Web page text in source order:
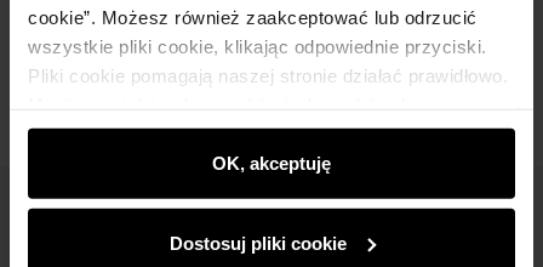
cookie”. Możesz również zaakceptować lub odrzucić
wszystkie pliki cookie, klikając odpowiednie przyciski.
Pliki cookie pomagają naszej stronie działać prawidłowo.
wyświetlać im dopasowane do ich preferencji treści,
rekomendacje oraz komunikaty reklamowe informujące o
najnowszych promocjach w e-sklepie. Informacje o tym,
partnerom społecznościowym, reklamowym i
OK, akceptuję
Dostosuj pliki cookie
Opinie